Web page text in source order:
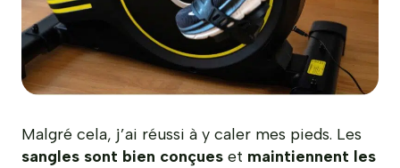
Malgré cela, j’ai réussi à y caler mes pieds. Les
sangles sont bien conçues et maintiennent les